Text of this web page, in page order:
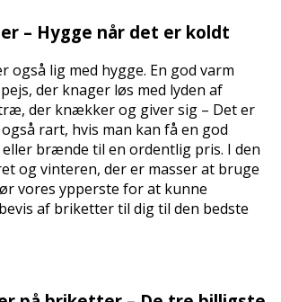
– Hygge når det er koldt
også lig med hygge. En god varm
der knager løs med lyden af
der knækker og giver sig – Det er
rart, hvis man kan få en god
brænde til en ordentlig pris. I den
og vinteren, der er masser at bruge
vores ypperste for at kunne
af briketter til dig til den bedste